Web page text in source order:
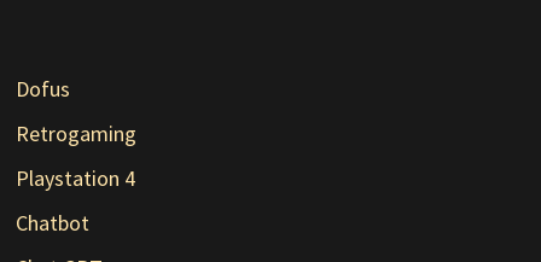
Dofus
Retrogaming
Playstation 4
Chatbot